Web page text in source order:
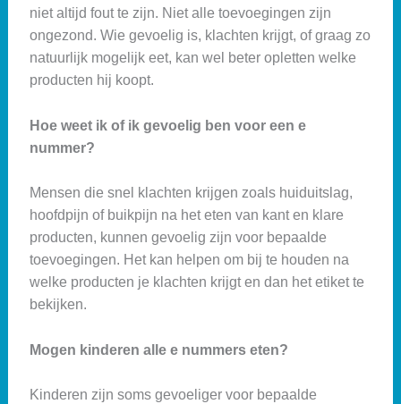
niet altijd fout te zijn. Niet alle toevoegingen zijn
ongezond. Wie gevoelig is, klachten krijgt, of graag zo
natuurlijk mogelijk eet, kan wel beter opletten welke
producten hij koopt.
Hoe weet ik of ik gevoelig ben voor een e
nummer?
Mensen die snel klachten krijgen zoals huiduitslag,
hoofdpijn of buikpijn na het eten van kant en klare
producten, kunnen gevoelig zijn voor bepaalde
toevoegingen. Het kan helpen om bij te houden na
welke producten je klachten krijgt en dan het etiket te
bekijken.
Mogen kinderen alle e nummers eten?
Kinderen zijn soms gevoeliger voor bepaalde